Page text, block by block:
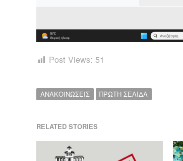
Post Views: 51
ΑΝΑΚΟΙΝΩΣΕΙΣ ΠΡΩΤΗ ΣΕΛΙΔΑ
RELATED STORIES